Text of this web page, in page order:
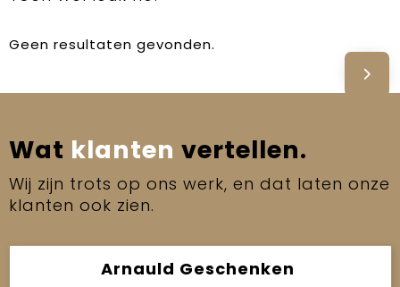
Geen resultaten gevonden.
Wat klanten vertellen.
Wij zijn trots op ons werk, en dat laten onze
klanten ook zien.
Arnauld Geschenken